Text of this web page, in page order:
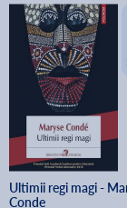
Ultimii regi magi -
Conde